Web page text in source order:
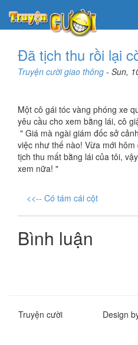
Đã tịch thu rồi lại
Truyện cười giao thông - Sun,
Một cô gái tóc vàng phóng xe
yêu cầu cho xem bằng lái, cô
" Giá mà ngài giám đốc sở
việc như thế nào! Vừa mới
tịch thu mất bằng lái của tôi,
xem nữa! "
<<-- Có tám cái cột
Bình luận
Truyện cười Design